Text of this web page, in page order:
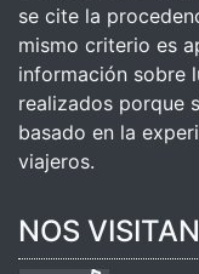
se cite la
mismo criterio es
información sobre
realizados porque
basado en la
viajeros.
NOS